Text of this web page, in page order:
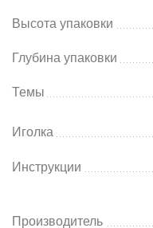
Высота упаковки
Глубина упаковки
Темы
Иголка
Инструкции
Производитель